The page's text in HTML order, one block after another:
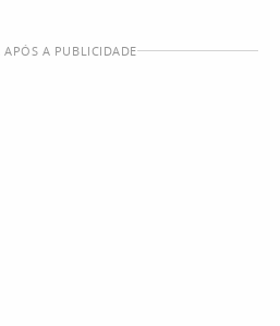
A PUBLICIDADE